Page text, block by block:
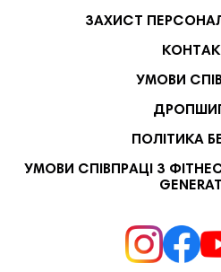
ЗАХИСТ
УМОВИ
ПОЛІТИКА
УМОВИ СПІВПРАЦІ З